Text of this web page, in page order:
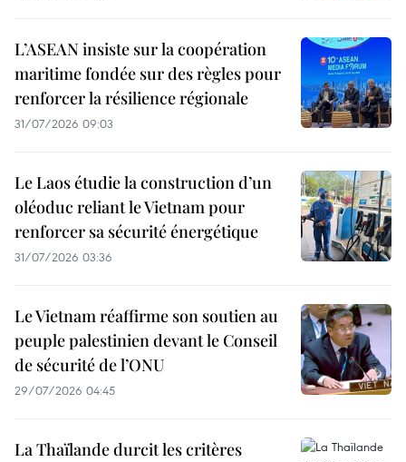
L’ASEAN insiste sur la coopération
maritime fondée sur des règles pour
renforcer la résilience régionale
31/07/2026 09:03
Le Laos étudie la construction d’un
oléoduc reliant le Vietnam pour
renforcer sa sécurité énergétique
31/07/2026 03:36
Le Vietnam réaffirme son soutien au
peuple palestinien devant le Conseil
de sécurité de l’ONU
29/07/2026 04:45
La Thaïlande durcit les critères